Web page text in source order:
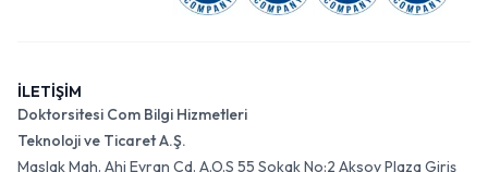
İLETİŞİM
Doktorsitesi Com Bilgi Hizmetleri
Teknoloji ve Ticaret A.Ş.
Maslak Mah. Ahi Evran Cd. A.O.S 55 Sokak No:2 Aksoy Plaza Giriş